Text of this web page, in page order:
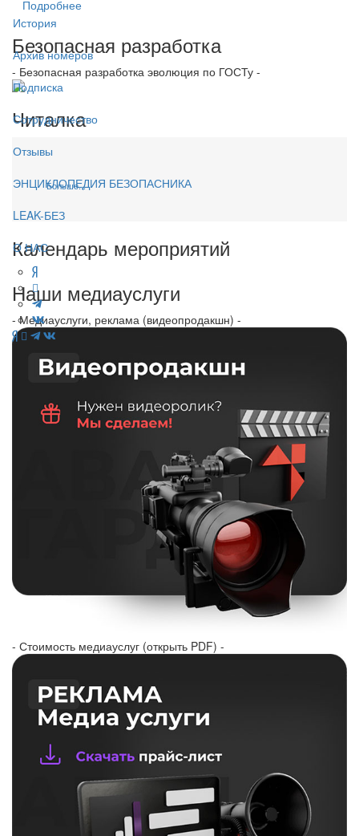
История
Архив номеров
Подписка
Сотрудничество
Отзывы
ЭНЦИКЛОПЕДИЯ БЕЗОПАСНИКА
LEAK-БЕЗ
О НАС
Подробнее
Безопасная разработка
- Безопасная разработка эволюция по ГОСТу -
Читалка
Больше...
Календарь мероприятий
Наши медиауслуги
- Медиауслуги, реклама (видеопродакшн) -
- Стоимость медиауслуг (открыть PDF) -